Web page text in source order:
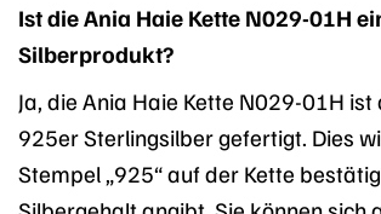
Ist die Ania Haie Kette N029-01H
Silberprodukt?
Ja, die Ania Haie Kette N029-01H ist
925er Sterlingsilber gefertigt. Dies
Stempel „925“ auf der Kette